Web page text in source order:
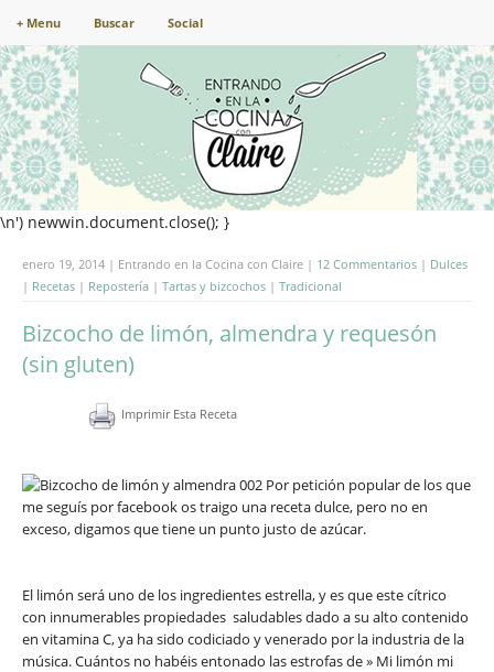
+ Menu Buscar Social
\n') newwin.document.close(); }
enero 19, 2014 | Entrando en la Cocina con Claire | 12 Commentarios | Dulces
| Recetas | Repostería | Tartas y bizcochos | Tradicional
Bizcocho de limón, almendra y requesón
(sin gluten)
Imprimir Esta Receta
Por petición popular de los que
me seguís por facebook os traigo una receta dulce, pero no en
exceso, digamos que tiene un punto justo de azúcar.
El limón será uno de los ingredientes estrella, y es que este cítrico
con innumerables propiedades saludables dado a su alto contenido
en vitamina C, ya ha sido codiciado y venerado por la industria de la
música. Cuántos no habéis entonado las estrofas de » Mi limón mi